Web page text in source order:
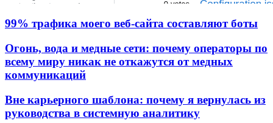
99% трафика моего веб‑сайта составляют боты
Огонь, вода и медные сети: почему операторы по
всему миру никак не откажутся от медных
коммуникаций
Вне карьерного шаблона: почему я вернулась из
руководства в системную аналитику